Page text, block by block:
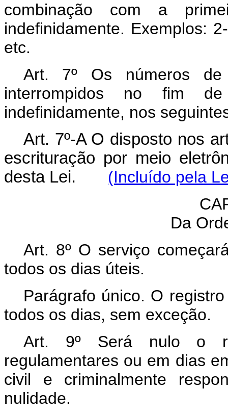
combinação com a
indefinidamente. Exemplos:
etc.
Art. 7º Os números
interrompidos no fim
indefinidamente, nos
Art. 7º-A O disposto nos
escrituração por meio
desta Lei. (Incluído pela
Da
Art. 8º O serviço
todos os dias úteis.
Parágrafo único. O
todos os dias, sem exceção.
Art. 9º Será nulo o
regulamentares ou em dias
civil e criminalmente
nulidade.